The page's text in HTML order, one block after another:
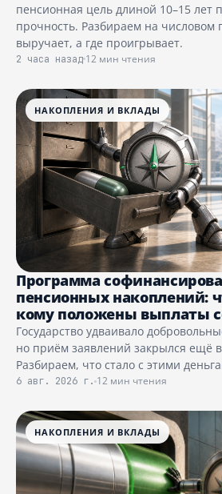
пенсионная цель длиной 10–15 лет
прочность. Разбираем на числовом
выручает, а где проигрывает.
2 часа назад 12 мин чтения
НАКОПЛЕНИЯ И ВКЛАДЫ
Программа
пенсионных накоплений:
кому положены выплаты
Государство удваивало
но приём заявлений закрылся ещё в
Разбираем, что стало с этими
6 авг. 2026 г. 12 мин чтения
НАКОПЛЕНИЯ И ВКЛАДЫ